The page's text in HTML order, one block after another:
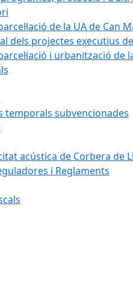
de la UA de
dels projectes executius
i urbanització de
temporals subvencionades
acústica de Corbera de
i Reglaments